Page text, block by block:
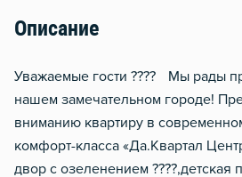
Описание
Уважаемые гости ???? Мы рады
нашем замечательном городе!
вниманию квартиру в
комфорт-класса «Да.Квартал
двор с озеленением ????,детская